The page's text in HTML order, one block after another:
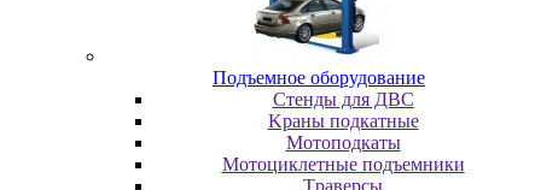
Пoдъeмнoe oбopудoвaниe
Cтeнды для ДBC
Kpaны пoдкaтныe
Moтoпoдкaты
Moтoциклeтныe пoдъeмники
Tpaвepcы